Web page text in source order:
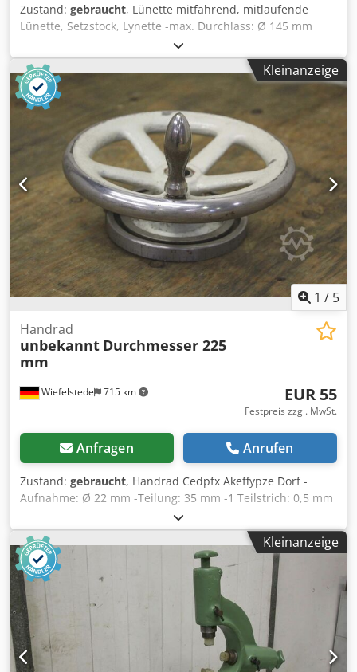
Zustand: gebraucht, Lünette mitfahrend, mitlaufende
Lünette, Setzstock, Lynette -max. Durchlass: Ø 145 mm
Cjdpsdnugwofx Ak Derf -Auflage: Grauguss -Zwischenmaß
Aufnahme: 280 mm -Spitzenhöhe: 250 mm -Abmessungen:
570/345/H430 mm -Gewicht: 32 kg
Kleinanzeige
1 / 5
Wiefelstede 715 km
Handrad
unbekannt Durchmesser 225
mm
EUR 55
Festpreis zzgl. MwSt.
Anfragen Anrufen
Zustand: gebraucht, Handrad Cedpfx Akeffypze Dorf -
Aufnahme: Ø 22 mm -Teilung: 35 mm -1 Teilstrich: 0,5 mm
-Abmessungen: Ø 225 x 160 mm -Gewicht: 4,6 kg
Kleinanzeige